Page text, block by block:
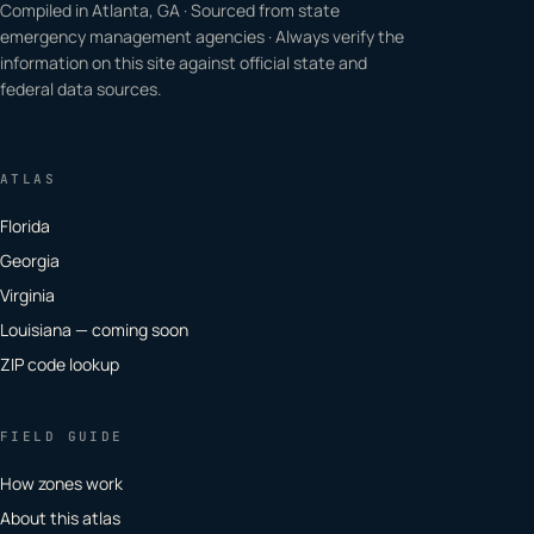
Compiled in Atlanta, GA · Sourced from state
emergency management agencies · Always verify the
information on this site against official state and
federal data sources.
ATLAS
Florida
Georgia
Virginia
Louisiana — coming soon
ZIP code lookup
FIELD GUIDE
How zones work
About this atlas